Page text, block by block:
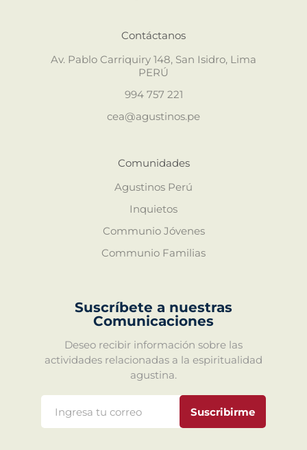
Contáctanos
Av. Pablo Carriquiry 148, San Isidro, Lima
PERÚ
994 757 221
cea@agustinos.pe
Comunidades
Agustinos Perú
Inquietos
Communio Jóvenes
Communio Familias
Suscríbete a nuestras
Comunicaciones
Deseo recibir información sobre las
actividades relacionadas a la espiritualidad
agustina.
Suscribirme